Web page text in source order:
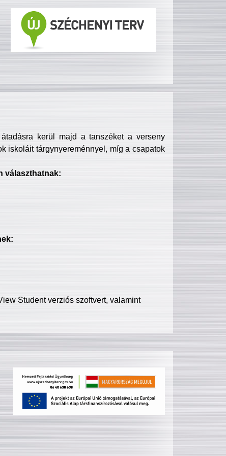
kerül majd a tanszéket a verseny
iskoláit tárgynyereménnyel, míg a csapatok
választhatnak:
Student verziós szoftvert, valamint